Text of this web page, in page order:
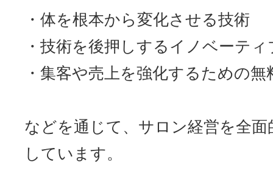
・体を根本から変化させる技術
・技術を後押しするイノベーテ
・集客や売上を強化するための無
などを通じて、サロン経営を全
しています。